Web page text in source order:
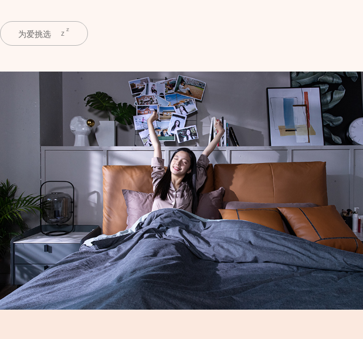
为爱挑选